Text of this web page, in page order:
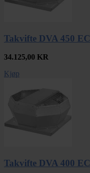
Takvifte DVA 450 EC
34.125,00 KR
Kjøp
Takvifte DVA 400 EC